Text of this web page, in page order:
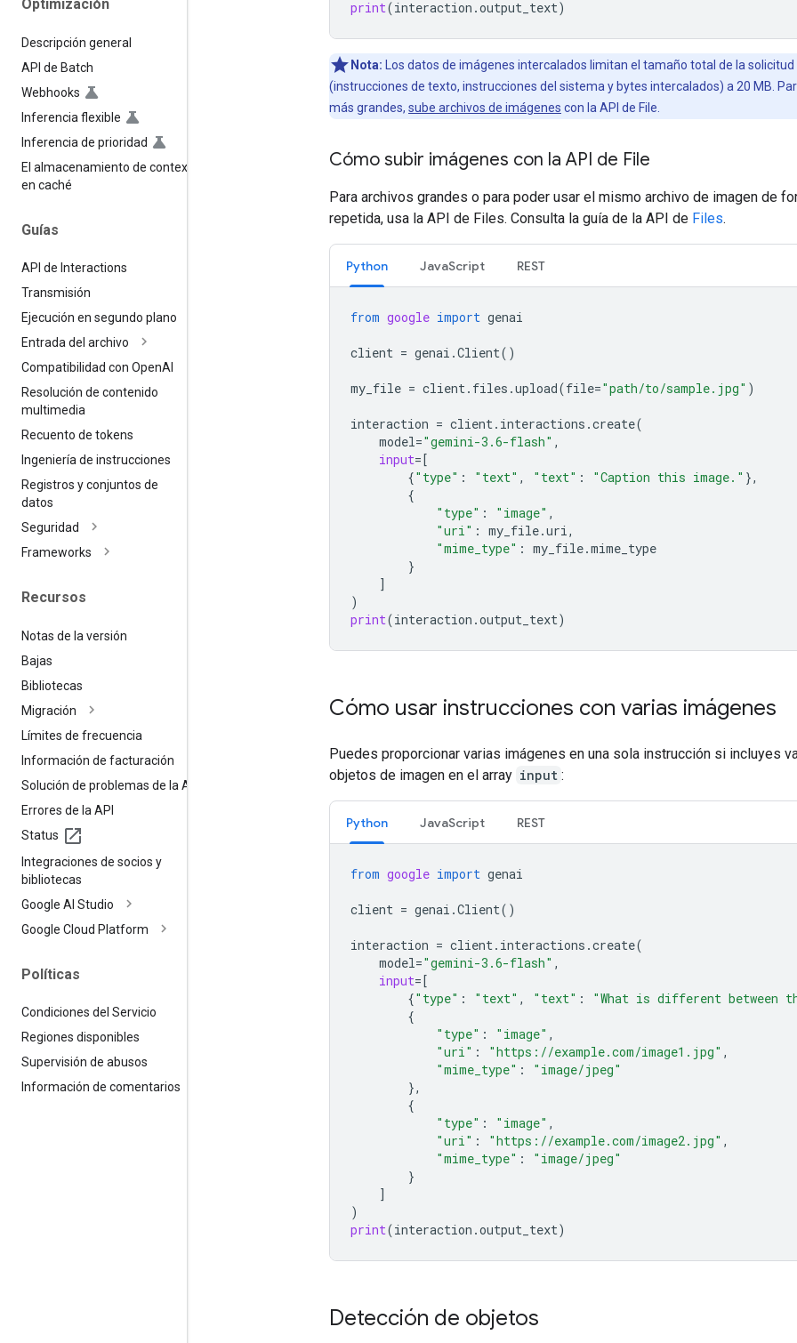
Optimización
Descripción general
API de Batch
Webhooks
Inferencia flexible
Inferencia de prioridad
El almacenamiento de contexto
en caché
Guías
API de Interactions
Transmisión
Ejecución en segundo plano
Entrada del archivo
Compatibilidad con OpenAI
Resolución de contenido
multimedia
Recuento de tokens
Ingeniería de instrucciones
Registros y conjuntos de
datos
Seguridad
Frameworks
Recursos
Notas de la versión
Bajas
Bibliotecas
Migración
Límites de frecuencia
Información de facturación
Solución de problemas de la API
Errores de la API
Status
Integraciones de socios y
bibliotecas
Google AI Studio
Google Cloud Platform
Políticas
Condiciones del Servicio
Regiones disponibles
Supervisión de abusos
Información de comentarios
print(interaction .output_text)
Nota: Los datos de imágenes intercalados limitan el tamaño total de la solicitud
(instrucciones de texto, instrucciones del sistema y bytes intercalados) a 20 MB.
más grandes, sube archivos de imágenes con la API de File.
Cómo subir imágenes con la API de File
Para archivos grandes o para poder usar el mismo archivo de imagen de
repetida, usa la API de Files. Consulta la guía de la API de Files.
Python JavaScript REST
from google import genai
client = genai .Client()
my_file = client. files .upload(file="path/to/sample.jpg" )
interaction = client. interactions .create(
model="gemini-3.6-flash" ,
input=[
{"type" : "text" , "text" : "Caption this image." },
{
"type" : "image" ,
"uri" : my_file.uri,
"mime_type" : my_file.mime_type
}
]
)
print(interaction .output_text)
Cómo usar instrucciones con varias imágenes
Puedes proporcionar varias imágenes en una sola instrucción si incluyes
objetos de imagen en el array input :
Python JavaScript REST
from google import genai
client = genai .Client()
interaction = client. interactions .create(
model="gemini-3.6-flash" ,
input=[
{"type" : "text" , "text" :
"What is different between
{
"type" : "image" ,
"uri" : "https://example.com/image1.jpg" ,
"mime_type" :
"image/jpeg"
},
{
"type" : "image" ,
"uri" : "https://example.com/image2.jpg" ,
"mime_type" :
"image/jpeg"
}
]
)
print(interaction .output_text)
Detección de objetos